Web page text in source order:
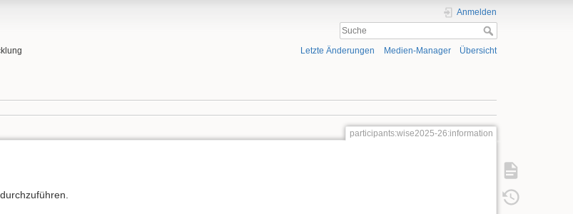
Anmelden
Letzte Änderungen Medien-Manager Übersicht
participants:wise2025-26:information